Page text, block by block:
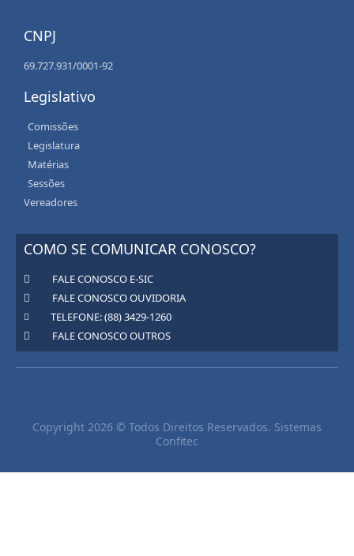
CNPJ
69.727.931/0001-92
Legislativo
Comissões
Legislatura
Matérias
Sessões
Vereadores
COMO SE COMUNICAR CONOSCO?
FALE CONOSCO E-SIC
FALE CONOSCO OUVIDORIA
TELEFONE: (88) 3429-1260
FALE CONOSCO OUTROS
Copyright 2026 © Todos Direitos Reservados. Sistemas
Confitec